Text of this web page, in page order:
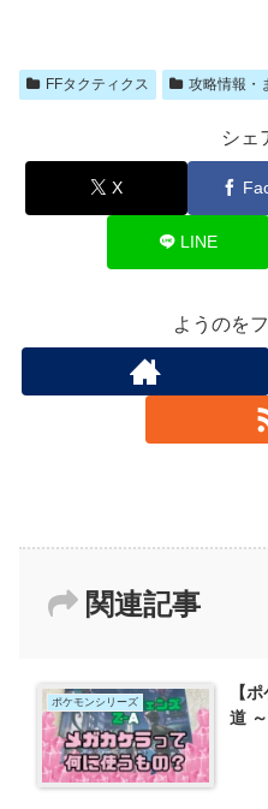
FFタクティクス 攻略情報・
シェ
X
LINE
ようのを
関連記事
ポケモンシリーズ
【
道